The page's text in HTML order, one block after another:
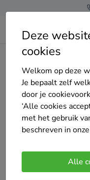
Deze
cookies
Welkom op deze
Je bepaalt zelf
door je
‘Alle cookies
met het gebruik
beschreven in onze
Alle
Home Bedrijven overzicht
DakEPDM
Nog geen reviews